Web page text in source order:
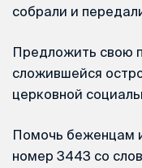
собрали и
Предложить свою
сложившейся
церковной
Помочь беженцам
номер 3443 со